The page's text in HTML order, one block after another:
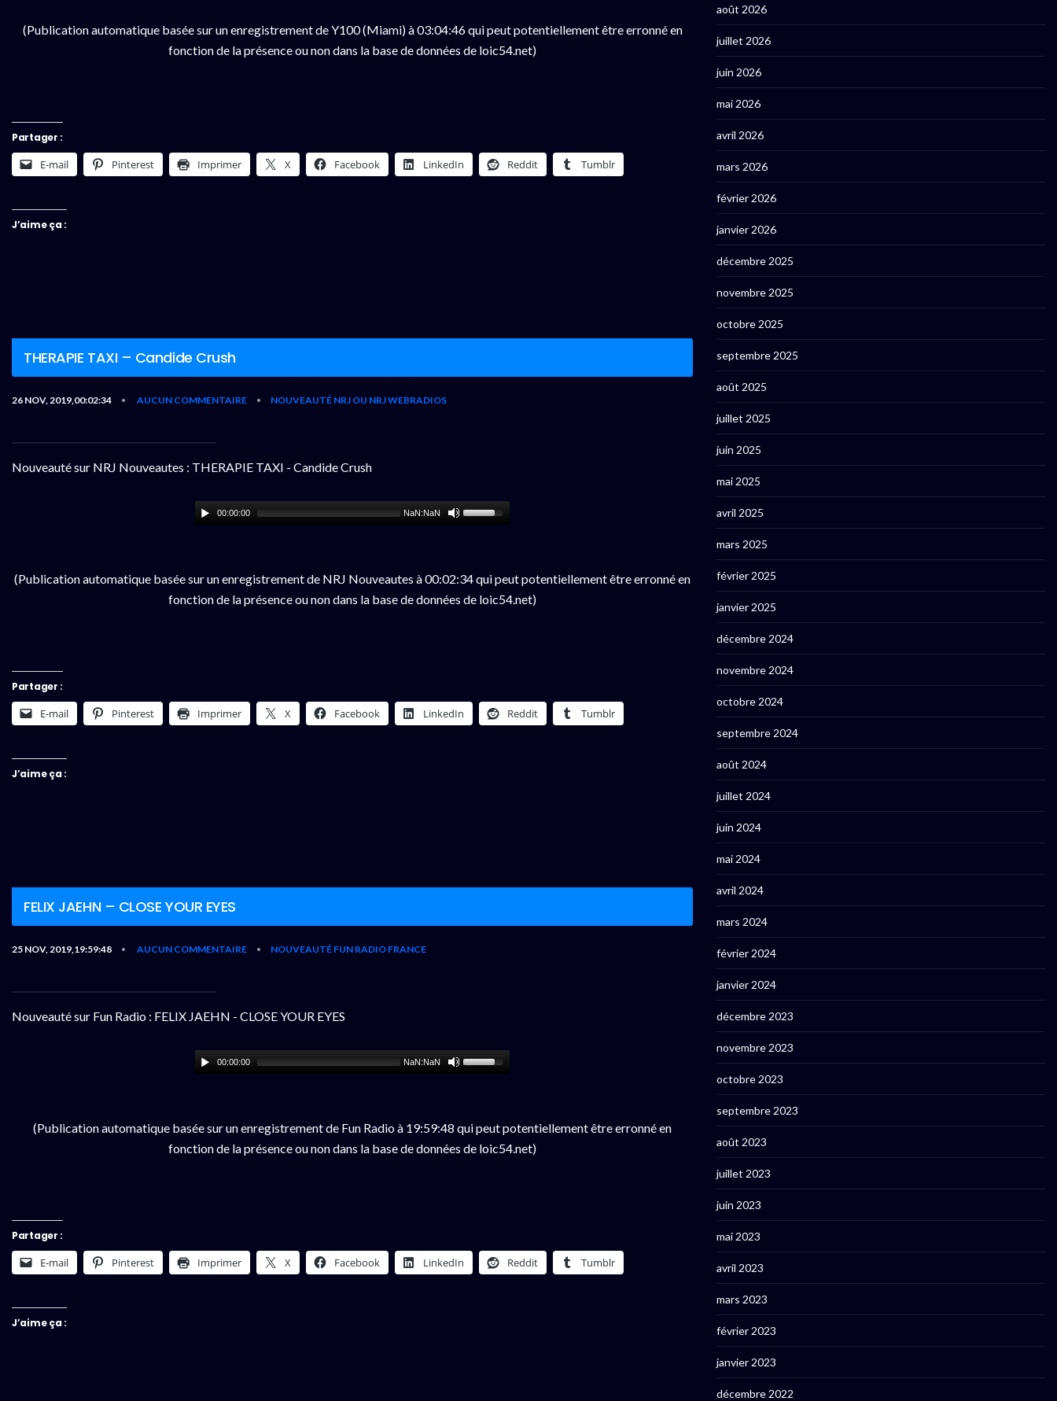
(Publication automatique basée sur un enregistrement de Y100 (Miami) à 03:04:46 qui peut potentiellement être erronné en
fonction de la présence ou non dans la base de données de loic54.net)
Partager :
E-mail Pinterest Imprimer X Facebook LinkedIn Reddit Tumblr
J’aime ça :
THERAPIE TAXI – Candide Crush
26 NOV, 2019,00:02:34 • AUCUN COMMENTAIRE • NOUVEAUTÉ NRJ OU NRJ WEBRADIOS
Nouveauté sur NRJ Nouveautes : THERAPIE TAXI - Candide Crush
00:00:00 NaN:NaN
(Publication automatique basée sur un enregistrement de NRJ Nouveautes à 00:02:34 qui peut potentiellement être erronné en
fonction de la présence ou non dans la base de données de loic54.net)
Partager :
E-mail Pinterest Imprimer X Facebook LinkedIn Reddit Tumblr
J’aime ça :
FELIX JAEHN – CLOSE YOUR EYES
25 NOV, 2019,19:59:48 • AUCUN COMMENTAIRE • NOUVEAUTÉ FUN RADIO FRANCE
Nouveauté sur Fun Radio : FELIX JAEHN - CLOSE YOUR EYES
00:00:00 NaN:NaN
(Publication automatique basée sur un enregistrement de Fun Radio à 19:59:48 qui peut potentiellement être erronné en
fonction de la présence ou non dans la base de données de loic54.net)
Partager :
E-mail Pinterest Imprimer X Facebook LinkedIn Reddit Tumblr
J’aime ça :
août 2026
juillet 2026
juin 2026
mai 2026
avril 2026
mars 2026
février 2026
janvier 2026
décembre 2025
novembre 2025
octobre 2025
septembre 2025
août 2025
juillet 2025
juin 2025
mai 2025
avril 2025
mars 2025
février 2025
janvier 2025
décembre 2024
novembre 2024
octobre 2024
septembre 2024
août 2024
juillet 2024
juin 2024
mai 2024
avril 2024
mars 2024
février 2024
janvier 2024
décembre 2023
novembre 2023
octobre 2023
septembre 2023
août 2023
juillet 2023
juin 2023
mai 2023
avril 2023
mars 2023
février 2023
janvier 2023
décembre 2022